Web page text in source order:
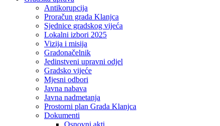
Antikorupcija
Proračun grada Klanjca
Sjednice gradskog vijeća
Lokalni izbori 2025
Vizija i misija
Gradonačelnik
Jedinstveni upravni odjel
Gradsko vijeće
Mjesni odbori
Javna nabava
Javna nadmetanja
Prostorni plan Grada Klanjca
Dokumenti
Osnovni akti